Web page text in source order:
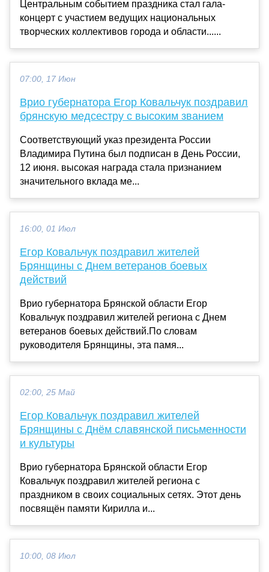
Центральным событием праздника стал гала-
концерт с участием ведущих национальных
творческих коллективов города и области......
07:00, 17 Июн
Врио губернатора Егор Ковальчук поздравил
брянскую медсестру с высоким званием
Соответствующий указ президента России
Владимира Путина был подписан в День России,
12 июня. высокая награда стала признанием
значительного вклада ме...
16:00, 01 Июл
Егор Ковальчук поздравил жителей
Брянщины с Днем ветеранов боевых
действий
Врио губернатора Брянской области Егор
Ковальчук поздравил жителей региона с Днем
ветеранов боевых действий.По словам
руководителя Брянщины, эта памя...
02:00, 25 Май
Егор Ковальчук поздравил жителей
Брянщины с Днём славянской письменности
и культуры
Врио губернатора Брянской области Егор
Ковальчук поздравил жителей региона с
праздником в своих социальных сетях. Этот день
посвящён памяти Кирилла и...
10:00, 08 Июл